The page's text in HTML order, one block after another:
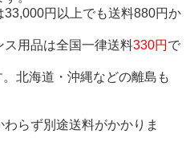
33,000円以上でも送料880円か
用品は全国一律送料330円 で
北海道・沖縄などの離島も
らず別途送料がかかりま